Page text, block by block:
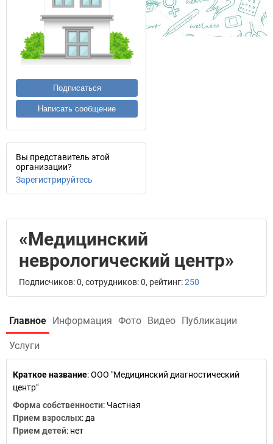
Подписаться
Написать сообщение
Вы представитель этой
организации?
Зарегистрируйтесь
«Медицинский
неврологический центр»
Подписчиков: 0, сотрудников: 0, рейтинг:250
Главное Информация Фото Видео Публикации
Услуги
Краткое название:ООО "Медицинский диагностический
центр"
Форма собственности: Частная
Прием взрослых: да
Прием детей: нет